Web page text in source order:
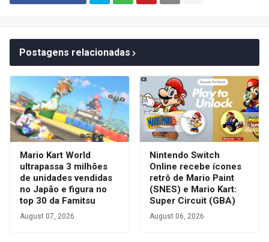
Postagens relacionadas
Mario Kart World
ultrapassa 3 milhões
de unidades vendidas
no Japão e figura no
top 30 da Famitsu
August 07, 2026
Nintendo Switch
Online recebe ícones
retrô de Mario Paint
(SNES) e Mario Kart:
Super Circuit (GBA)
August 06, 2026